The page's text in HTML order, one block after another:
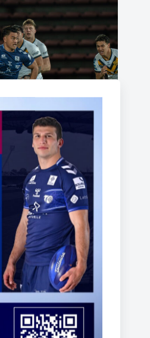
Reubenn Rennie